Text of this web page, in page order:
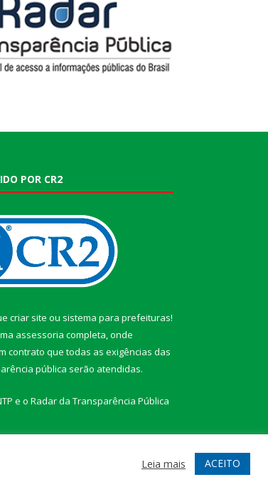
POR CR2
criar site ou sistema para prefeituras!
assessoria completa, onde
contrato que todas as exigências das
pública serão atendidas.
e o Radar da Transparência Pública
Leia mais ACEITO